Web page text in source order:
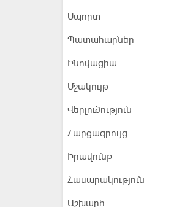
Սպորտ
Պատահարներ
Ինովացիա
Մշակույթ
Վերլուծություն
Հարցազրույց
Իրավունք
Հասարակություն
Աշխարհ